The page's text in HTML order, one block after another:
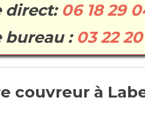
direct: 06 18 29
bureau : 03 22
couvreur à